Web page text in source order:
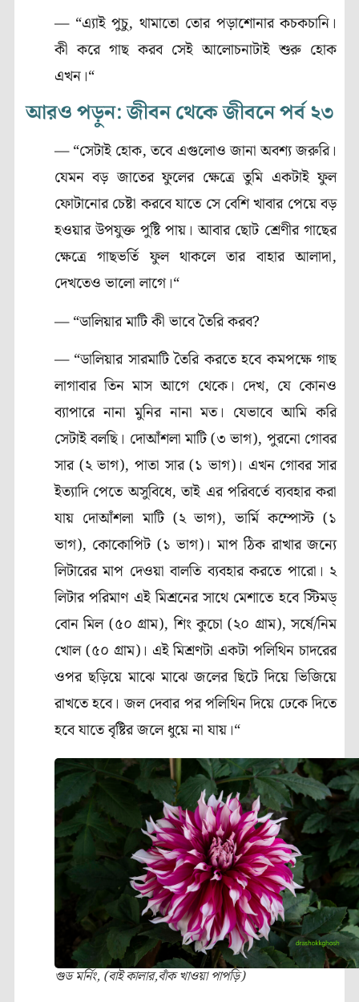
— “এ্যাই পুচু, থামাতো তোর পড়াশোনার কচকচানি।
কী করে গাছ করব সেই আলোচনাটাই শুরু হোক
এখন।“
আরও পড়ুন: জীবন থেকে জীবনে পর্ব ২৩
— “সেটাই হোক, তবে এগুলোও জানা অবশ্য জরুরি।
যেমন বড় জাতের ফুলের ক্ষেত্রে তুমি একটাই ফুল
ফোটানোর চেষ্টা করবে যাতে সে বেশি খাবার পেয়ে বড়
হওয়ার উপযুক্ত পুষ্টি পায়। আবার ছোট শ্রেণীর গাছের
ক্ষেত্রে গাছভর্তি ফুল থাকলে তার বাহার আলাদা,
দেখতেও ভালো লাগে।“
— “ডালিয়ার মাটি কী ভাবে তৈরি করব?
— “ডালিয়ার সারমাটি তৈরি করতে হবে কমপক্ষে গাছ
লাগাবার তিন মাস আগে থেকে। দেখ, যে কোনও
ব্যাপারে নানা মুনির নানা মত। যেভাবে আমি করি
সেটাই বলছি। দোআঁশলা মাটি (৩ ভাগ), পুরনো গোবর
সার (২ ভাগ), পাতা সার (১ ভাগ)। এখন গোবর সার
ইত্যাদি পেতে অসুবিধে, তাই এর পরিবর্তে ব্যবহার করা
যায় দোআঁশলা মাটি (২ ভাগ), ভার্মি কম্পোস্ট (১
ভাগ), কোকোপিট (১ ভাগ)। মাপ ঠিক রাখার জন্যে
লিটারের মাপ দেওয়া বালতি ব্যবহার করতে পারো। ২
লিটার পরিমাণ এই মিশ্রনের সাথে মেশাতে হবে স্টিমড্
বোন মিল (৫০ গ্রাম), শিং কুচো (২০ গ্রাম), সর্ষে/নিম
খোল (৫০ গ্রাম)। এই মিশ্রণটা একটা পলিথিন চাদরের
ওপর ছড়িয়ে মাঝে মাঝে জলের ছিটে দিয়ে ভিজিয়ে
রাখতে হবে। জল দেবার পর পলিথিন দিয়ে ঢেকে দিতে
হবে যাতে বৃষ্টির জলে ধুয়ে না যায়।“
গুড মর্নিং, (বাই কালার,বাঁক খাওয়া পাপড়ি)